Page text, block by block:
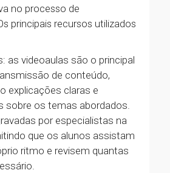
no processo de
principais recursos utilizados
as videoaulas são o principal
de conteúdo,
explicações claras e
sobre os temas abordados.
por especialistas na
que os alunos assistam
ritmo e revisem quantas